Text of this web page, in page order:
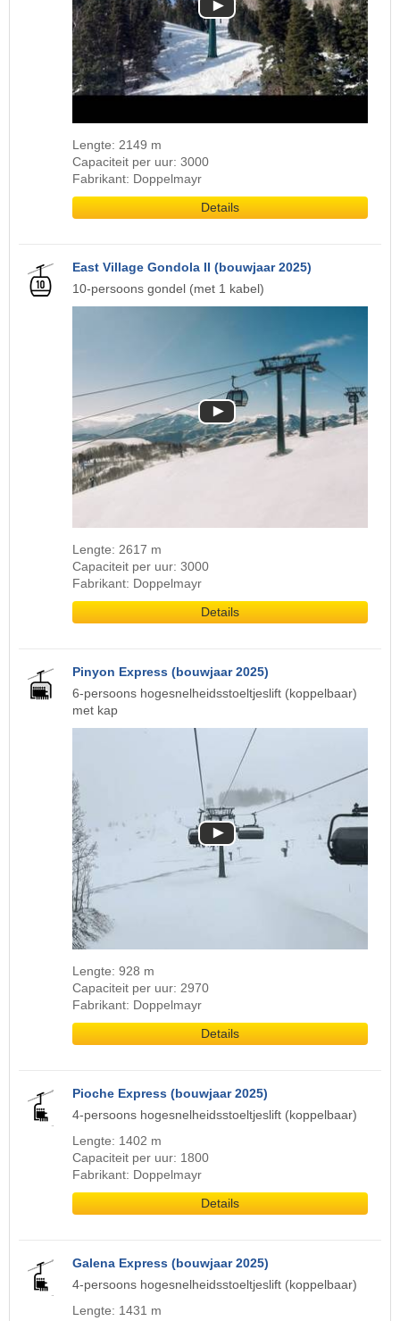
Lengte: 2149 m
Capaciteit per uur: 3000
Fabrikant: Doppelmayr
Details
East Village Gondola II (bouwjaar 2025)
10-persoons gondel (met 1 kabel)
Lengte: 2617 m
Capaciteit per uur: 3000
Fabrikant: Doppelmayr
Details
Pinyon Express (bouwjaar 2025)
6-persoons hogesnelheidsstoeltjeslift (koppelbaar)
met kap
Lengte: 928 m
Capaciteit per uur: 2970
Fabrikant: Doppelmayr
Details
Pioche Express (bouwjaar 2025)
4-persoons hogesnelheidsstoeltjeslift (koppelbaar)
Lengte: 1402 m
Capaciteit per uur: 1800
Fabrikant: Doppelmayr
Details
Galena Express (bouwjaar 2025)
4-persoons hogesnelheidsstoeltjeslift (koppelbaar)
Lengte: 1431 m